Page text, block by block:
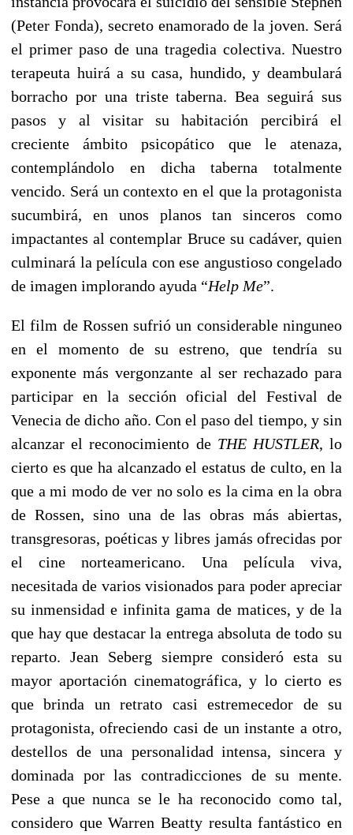
(Peter Fonda), secreto enamorado de la joven. Será
el primer paso de una tragedia colectiva. Nuestro
terapeuta huirá a su casa, hundido, y deambulará
borracho por una triste taberna. Bea seguirá sus
pasos y al visitar su habitación percibirá el
creciente ámbito psicopático que le atenaza,
contemplándolo en dicha taberna totalmente
vencido. Será un contexto en el que la protagonista
sucumbirá, en unos planos tan sinceros como
impactantes al contemplar Bruce su cadáver, quien
culminará la película con ese angustioso congelado
de imagen implorando ayuda “Help Me”.
El film de Rossen sufrió un considerable ninguneo
en el momento de su estreno, que tendría su
exponente más vergonzante al ser rechazado para
participar en la sección oficial del Festival de
Venecia de dicho año. Con el paso del tiempo, y sin
alcanzar el reconocimiento de THE HUSTLER, lo
cierto es que ha alcanzado el estatus de culto, en la
que a mi modo de ver no solo es la cima en la obra
de Rossen, sino una de las obras más abiertas,
transgresoras, poéticas y libres jamás ofrecidas por
el cine norteamericano. Una película viva,
necesitada de varios visionados para poder apreciar
su inmensidad e infinita gama de matices, y de la
que hay que destacar la entrega absoluta de todo su
reparto. Jean Seberg siempre consideró esta su
mayor aportación cinematográfica, y lo cierto es
que brinda un retrato casi estremecedor de su
protagonista, ofreciendo casi de un instante a otro,
destellos de una personalidad intensa, sincera y
dominada por las contradicciones de su mente.
Pese a que nunca se le ha reconocido como tal,
considero que Warren Beatty resulta fantástico en